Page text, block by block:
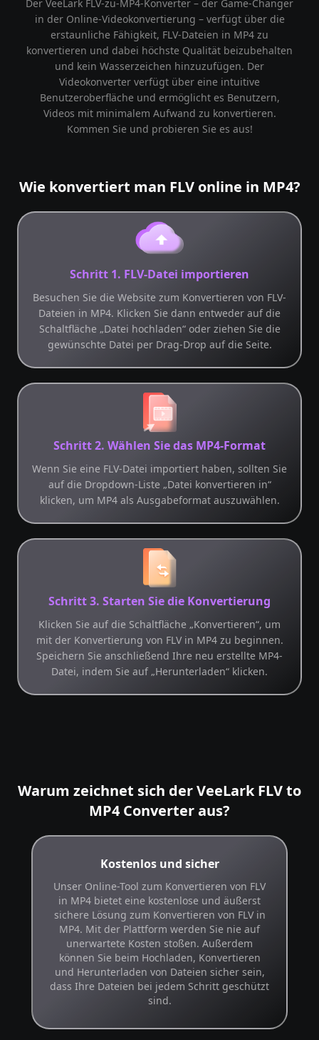
Der VeeLark FLV-zu-MP4-Konverter – der Game-Changer
in der Online-Videokonvertierung – verfügt über die
erstaunliche Fähigkeit, FLV-Dateien in MP4 zu
konvertieren und dabei höchste Qualität beizubehalten
und kein Wasserzeichen hinzuzufügen. Der
Videokonverter verfügt über eine intuitive
Benutzeroberfläche und ermöglicht es Benutzern,
Videos mit minimalem Aufwand zu konvertieren.
Kommen Sie und probieren Sie es aus!
Wie konvertiert man FLV online in MP4?
Schritt 1. FLV-Datei importieren
Besuchen Sie die Website zum Konvertieren von FLV-
Dateien in MP4. Klicken Sie dann entweder auf die
Schaltfläche „Datei hochladen“ oder ziehen Sie die
gewünschte Datei per Drag-Drop auf die Seite.
Schritt 2. Wählen Sie das MP4-Format
Wenn Sie eine FLV-Datei importiert haben, sollten Sie
auf die Dropdown-Liste „Datei konvertieren in“
klicken, um MP4 als Ausgabeformat auszuwählen.
Schritt 3. Starten Sie die Konvertierung
Klicken Sie auf die Schaltfläche „Konvertieren“, um
mit der Konvertierung von FLV in MP4 zu beginnen.
Speichern Sie anschließend Ihre neu erstellte MP4-
Datei, indem Sie auf „Herunterladen“ klicken.
Warum zeichnet sich der VeeLark FLV to
MP4 Converter aus?
Kostenlos und sicher
Unser Online-Tool zum Konvertieren von FLV
in MP4 bietet eine kostenlose und äußerst
sichere Lösung zum Konvertieren von FLV in
MP4. Mit der Plattform werden Sie nie auf
unerwartete Kosten stoßen. Außerdem
können Sie beim Hochladen, Konvertieren
und Herunterladen von Dateien sicher sein,
dass Ihre Dateien bei jedem Schritt geschützt
sind.